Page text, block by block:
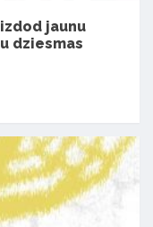
jaunu
dziesmas